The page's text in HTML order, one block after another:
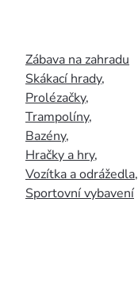
Zábava na zahradu
Skákací hrady,
Prolézačky,
Trampolíny,
Bazény,
Hračky a hry,
Vozítka a odrážedla,
Sportovní vybavení